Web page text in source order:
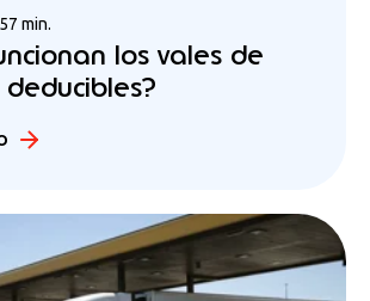
7 min.
los vales de